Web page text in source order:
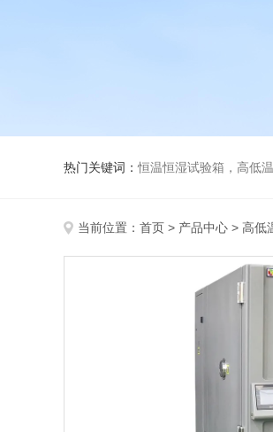
热门关键词：恒温恒湿试验箱，高低温试
当前位置： 首页 > 产品中心 > 高低